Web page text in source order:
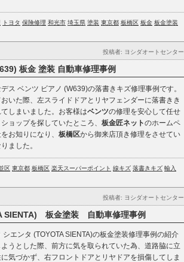
トヨタ 保険修理 和光市 埼玉県 塗装 東京都 板橋区 板金 板金塗装
投稿者: ヨシダオートセンター
板金 塗装 自動車修理事例
ス ベンツ ビアノ (W639)の落書きキズ修理事例です。
いた際、左スライドドアとリヤフェンダーに落書きき
しまいました。お客様はベンツの修理を安心して任せ
ョップを探していたところ、 板金匠ネットのホームペ
お知りになり、 板橋区から御来店頂き修理をさせてい
ました。
区 東京都 板橋区 楽天スーパーポイント 線キズ 落書きキズ 輸入
投稿者: ヨシダオートセンター
板金塗装 自動車修理事例
シエンタ (TOYOTA SIENTA)の板金塗装修理事例の紹介
うとした際、前方に気を取られていた為、道路脇に立
気づかず、右フロントドアとリヤドアを損傷してしま